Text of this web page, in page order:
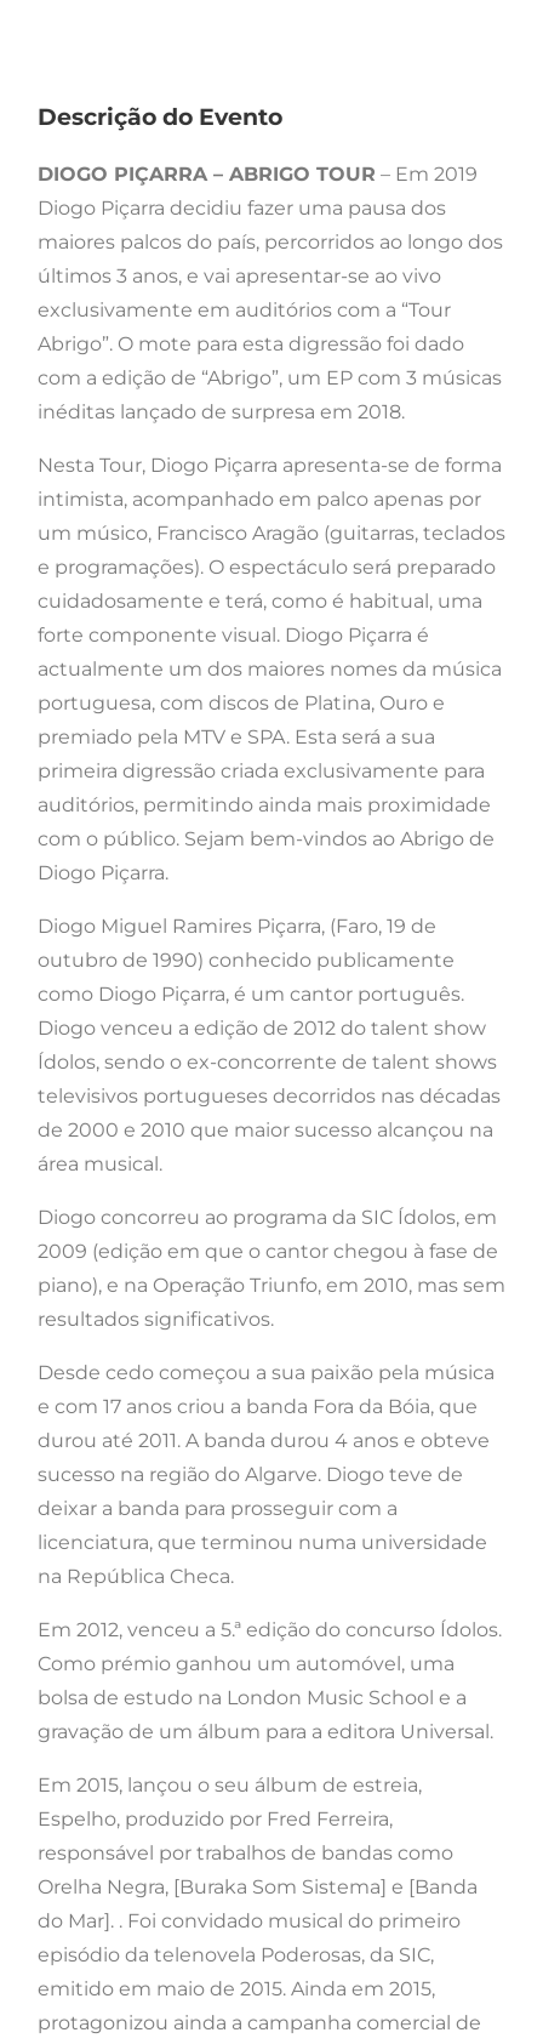
Descrição do Evento
DIOGO PIÇARRA – ABRIGO TOUR – Em 2019
Diogo Piçarra decidiu fazer uma pausa dos
maiores palcos do país, percorridos ao longo dos
últimos 3 anos, e vai apresentar-se ao vivo
exclusivamente em auditórios com a “Tour
Abrigo”. O mote para esta digressão foi dado
com a edição de “Abrigo”, um EP com 3 músicas
inéditas lançado de surpresa em 2018.
Nesta Tour, Diogo Piçarra apresenta-se de forma
intimista, acompanhado em palco apenas por
um músico, Francisco Aragão (guitarras, teclados
e programações). O espectáculo será preparado
cuidadosamente e terá, como é habitual, uma
forte componente visual. Diogo Piçarra é
actualmente um dos maiores nomes da música
portuguesa, com discos de Platina, Ouro e
premiado pela MTV e SPA. Esta será a sua
primeira digressão criada exclusivamente para
auditórios, permitindo ainda mais proximidade
com o público. Sejam bem-vindos ao Abrigo de
Diogo Piçarra.
Diogo Miguel Ramires Piçarra, (Faro, 19 de
outubro de 1990) conhecido publicamente
como Diogo Piçarra, é um cantor português.
Diogo venceu a edição de 2012 do talent show
Ídolos, sendo o ex-concorrente de talent shows
televisivos portugueses decorridos nas décadas
de 2000 e 2010 que maior sucesso alcançou na
área musical.
Diogo concorreu ao programa da SIC Ídolos, em
2009 (edição em que o cantor chegou à fase de
piano), e na Operação Triunfo, em 2010, mas sem
resultados significativos.
Desde cedo começou a sua paixão pela música
e com 17 anos criou a banda Fora da Bóia, que
durou até 2011. A banda durou 4 anos e obteve
sucesso na região do Algarve. Diogo teve de
deixar a banda para prosseguir com a
licenciatura, que terminou numa universidade
na República Checa.
Em 2012, venceu a 5.ª edição do concurso Ídolos.
Como prémio ganhou um automóvel, uma
bolsa de estudo na London Music School e a
gravação de um álbum para a editora Universal.
Em 2015, lançou o seu álbum de estreia,
Espelho, produzido por Fred Ferreira,
responsável por trabalhos de bandas como
Orelha Negra, [Buraka Som Sistema] e [Banda
do Mar]. . Foi convidado musical do primeiro
episódio da telenovela Poderosas, da SIC,
emitido em maio de 2015. Ainda em 2015,
protagonizou ainda a campanha comercial de